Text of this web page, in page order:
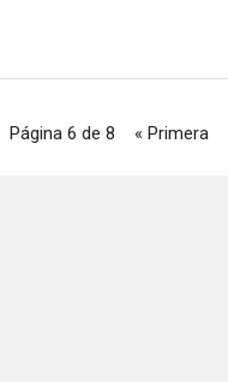
Página 6 de 8 « Primera